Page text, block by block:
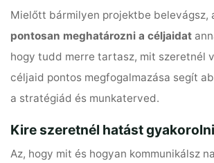
Mielőtt bármilyen projektbe belevágsz,
pontosan meghatározni a céljaidat
hogy tudd merre tartasz, mit szeretnél
céljaid pontos megfogalmazása segít
a stratégiád és munkaterved.
Kire szeretnél hatást
Az, hogy mit és hogyan kommunikálsz